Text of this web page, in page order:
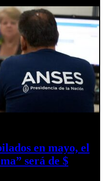
en mayo, el
será de $